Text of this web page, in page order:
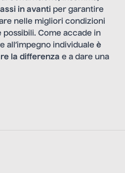
in avanti per garantire
nelle migliori condizioni
Come accade in
all’impegno individuale è
la differenza e a dare una